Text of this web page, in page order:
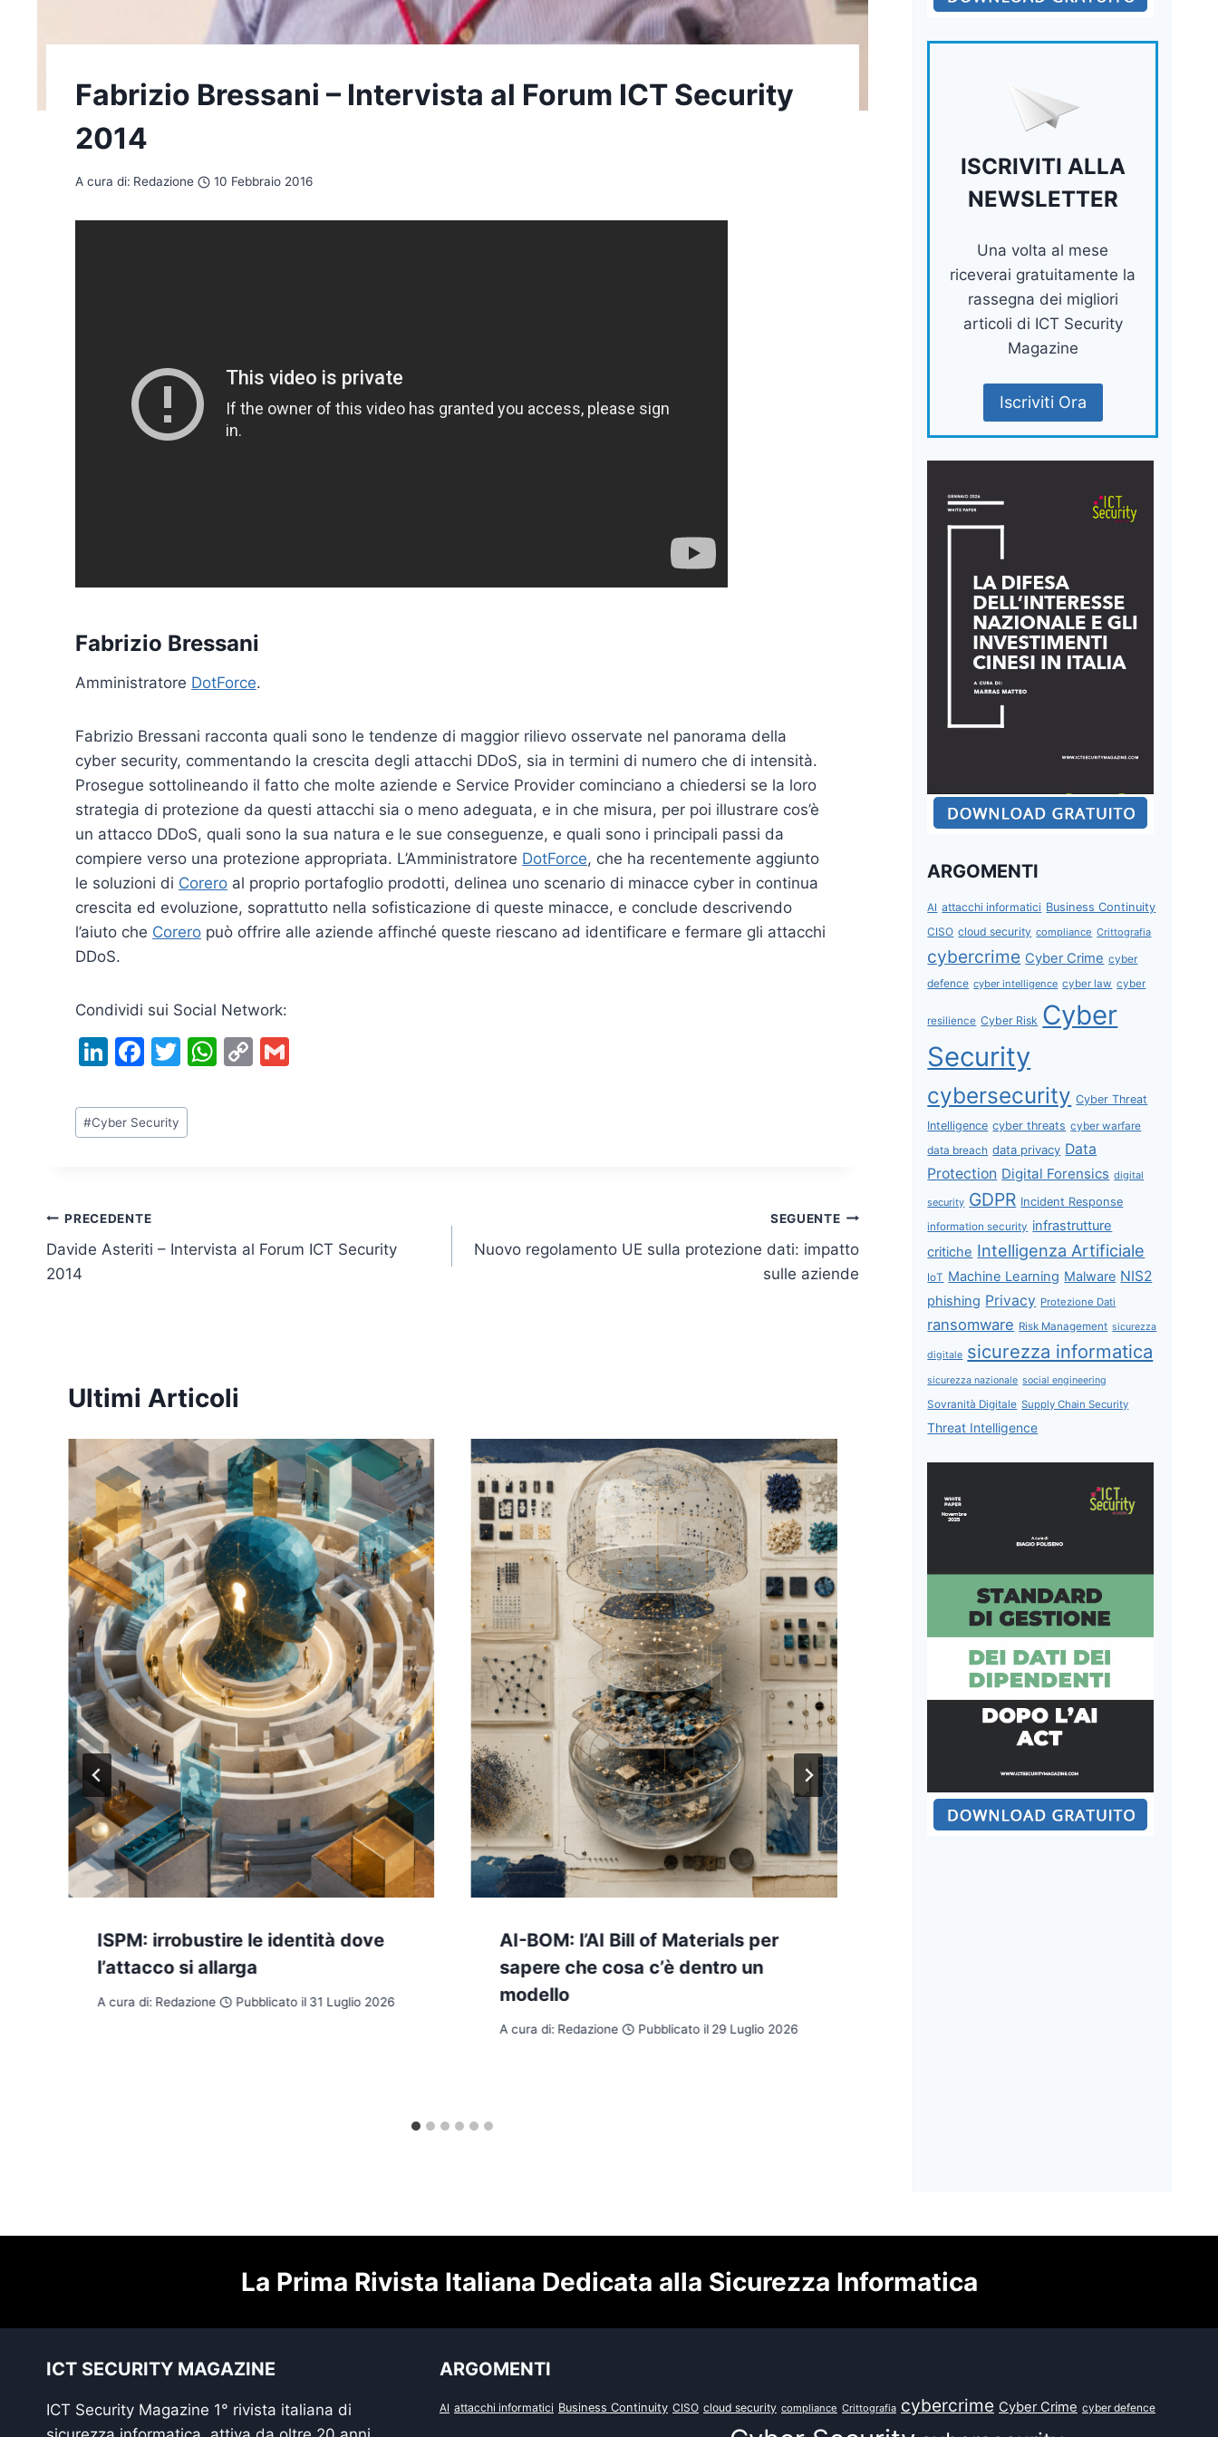
Fabrizio Bressani – Intervista al Forum ICT Security
2014
A cura di: Redazione 10 Febbraio 2016
Fabrizio Bressani
Amministratore DotForce.
Fabrizio Bressani racconta quali sono le tendenze di maggior rilievo osservate nel panorama della
cyber security, commentando la crescita degli attacchi DDoS, sia in termini di numero che di intensità.
Prosegue sottolineando il fatto che molte aziende e Service Provider cominciano a chiedersi se la loro
strategia di protezione da questi attacchi sia o meno adeguata, e in che misura, per poi illustrare cos’è
un attacco DDoS, quali sono la sua natura e le sue conseguenze, e quali sono i principali passi da
compiere verso una protezione appropriata. L’Amministratore DotForce, che ha recentemente aggiunto
le soluzioni di Corero al proprio portafoglio prodotti, delinea uno scenario di minacce cyber in continua
crescita ed evoluzione, soprattutto nella sofisticazione di queste minacce, e conclude descrivendo
l’aiuto che Corero può offrire alle aziende affinché queste riescano ad identificare e fermare gli attacchi
DDoS.
Condividi sui Social Network:
Li
k
e
F
c
e
o
k
T
itt
er
W C
Tag
articolo:
#Cyber Security
Navigazione
articoli
PRECEDENTE
Davide Asteriti – Intervista al Forum ICT Security
2014
SEGUENTE
Nuovo regolamento UE sulla protezione dati: impatto
sulle aziende
Ultimi Articoli
ISPM: irrobustire le identità dove
l’attacco si allarga
A cura di: Redazione Pubblicato il 31 Luglio 2026
AI-BOM: l’AI Bill of Materials per
sapere che cosa c’è dentro un
modello
A cura di: Redazione Pubblicato il 29 Luglio 2026
ISCRIVITI ALLA
NEWSLETTER
Una volta al mese
riceverai gratuitamente la
rassegna dei migliori
articoli di ICT Security
Magazine
Iscriviti Ora
ARGOMENTI
AI attacchi informatici Business Continuity
CISO cloud security compliance Crittografia
cybercrime Cyber Crime cyber
defence cyber intelligence cyber law cyber
resilience Cyber Risk Cyber
Security
cybersecurity Cyber Threat
Intelligence cyber threats cyber warfare
data breach data privacy Data
Protection Digital Forensics digital
security GDPR Incident Response
information security infrastrutture
critiche Intelligenza Artificiale
IoT Machine Learning Malware NIS2
phishing Privacy Protezione Dati
ransomware Risk Management sicurezza
digitale sicurezza informatica
sicurezza nazionale social engineering
Sovranità Digitale Supply Chain Security
Threat Intelligence
La Prima Rivista Italiana Dedicata alla Sicurezza Informatica
ICT SECURITY MAGAZINE
ICT Security Magazine 1° rivista italiana di
ARGOMENTI
AI attacchi informatici Business Continuity CISO cloud security compliance Crittografia cybercrime Cyber Crime cyber defence